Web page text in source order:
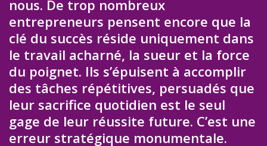
nous. De trop nombreux
entrepreneurs pensent encore que la
clé du succès réside uniquement dans
le travail acharné, la sueur et la force
du poignet. Ils s’épuisent à accomplir
des tâches répétitives, persuadés que
leur sacrifice quotidien est le seul
gage de leur réussite future. C’est une
erreur stratégique monumentale.